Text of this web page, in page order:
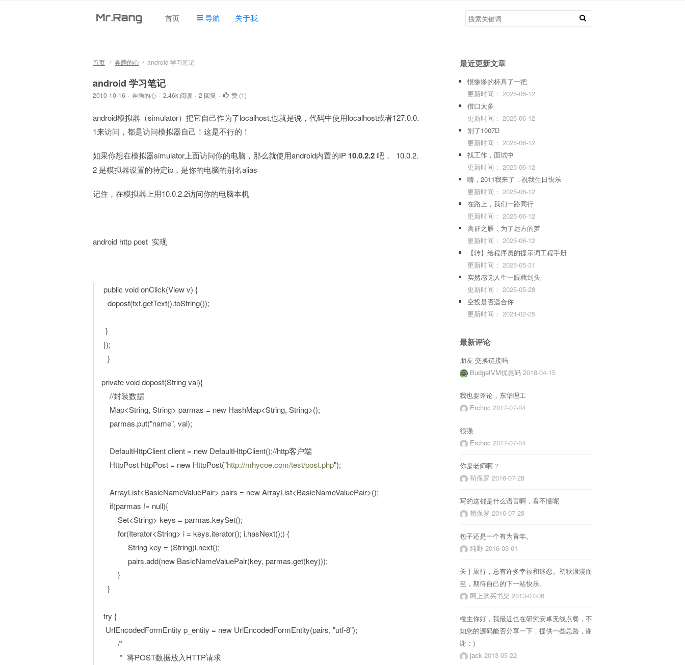
首页 导航 关于我
首页 奔腾的心 android 学习笔记
android 学习笔记
2010-10-16 · 奔腾的心 · 2.46k 阅读 · 2 回复 · 赞 (1)
android模拟器（simulator）把它自己作为了localhost,也就是说，代码中使用localhost或者127.0.0.
1来访问，都是访问模拟器自己！这是不行的！
如果你想在模拟器simulator上面访问你的电脑，那么就使用android内置的IP 10.0.2.2吧， 10.0.2.
2 是模拟器设置的特定ip，是你的电脑的别名alias
记住，在模拟器上用10.0.2.2访问你的电脑本机
android http post 实现
public void onClick(View v) {
dopost(txt.getText().toString());
}
});
}
private void dopost(String val){
//封装数据
Map<String, String> parmas = new HashMap<String, String>();
parmas.put("name", val);
DefaultHttpClient client = new DefaultHttpClient();//http客户端
HttpPost httpPost = new HttpPost("http://mhycoe.com/test/post.php");
ArrayList<BasicNameValuePair> pairs = new ArrayList<BasicNameValuePair>();
if(parmas != null){
Set<String> keys = parmas.keySet();
for(Iterator<String> i = keys.iterator(); i.hasNext();) {
String key = (String)i.next();
pairs.add(new BasicNameValuePair(key, parmas.get(key)));
}
}
try {
UrlEncodedFormEntity p_entity = new UrlEncodedFormEntity(pairs, "utf-8");
/*
* 将POST数据放入HTTP请求
最近更新文章
恨惨惨的杯具了一把
更新时间： 2025-06-12
借口太多
更新时间： 2025-06-12
别了1007D
更新时间： 2025-06-12
找工作，面试中
更新时间： 2025-06-12
嗨，2011我来了，祝我生日快乐
更新时间： 2025-06-12
在路上，我们一路同行
更新时间： 2025-06-12
离群之雁，为了远方的梦
更新时间： 2025-06-12
【转】给程序员的提示词工程手册
更新时间： 2025-05-31
实然感觉人生一眼就到头
更新时间： 2025-05-28
空投是否适合你
更新时间： 2024-02-25
最新评论
朋友 交换链接吗
BudgetVM优惠码 2018-04-15
我也要评论，东华理工
Erchoc 2017-07-04
很强
Erchoc 2017-07-04
你是老师啊？
苟保罗 2016-07-28
写的这都是什么语言啊，看不懂呢
苟保罗 2016-07-28
包子还是一个有为青年。
纯野 2016-03-01
关于旅行，总有许多幸福和迷恋。初秋浪漫而
至，期待自己的下一站快乐。
网上购买书架 2013-07-06
楼主你好，我最近也在研究安卓无线点餐，不
知您的源码能否分享一下，提供一些思路，谢
谢：)
jack 2013-05-22